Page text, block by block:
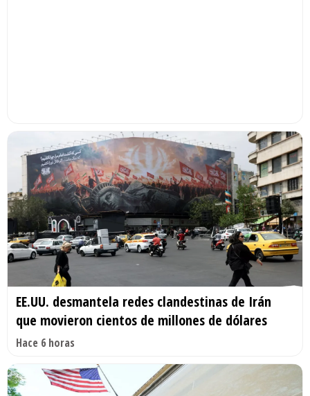
EE.UU. desmantela redes clandestinas de Irán
que movieron cientos de millones de dólares
Hace 6 horas